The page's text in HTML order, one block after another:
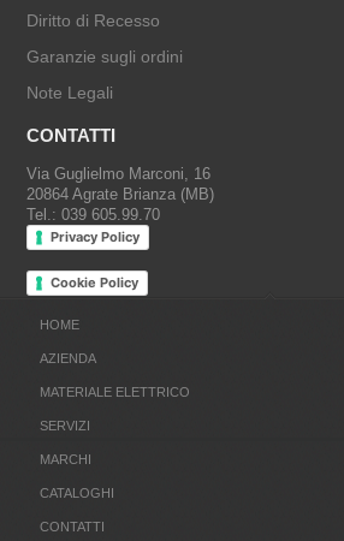
Diritto di Recesso
Garanzie sugli ordini
Note Legali
CONTATTI
Via Guglielmo Marconi, 16
20864 Agrate Brianza (MB)
Tel.: 039 605.99.70
Privacy Policy
Cookie Policy
HOME
AZIENDA
MATERIALE ELETTRICO
SERVIZI
MARCHI
CATALOGHI
CONTATTI